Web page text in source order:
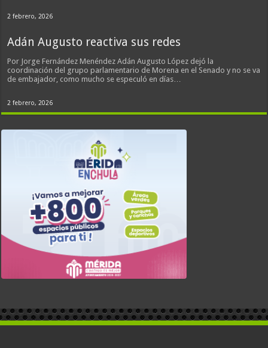
2 febrero, 2026
Adán Augusto reactiva sus redes
Por Jorge Fernández Menéndez Adán Augusto López dejó la
coordinación del grupo parlamentario de Morena en el Senado y no se va
de embajador, como mucho se especuló en días…
2 febrero, 2026